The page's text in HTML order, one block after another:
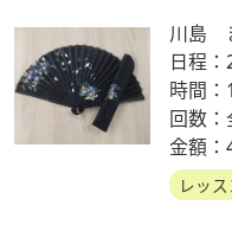
川島
日程
時間
回数：
金額：
レッ